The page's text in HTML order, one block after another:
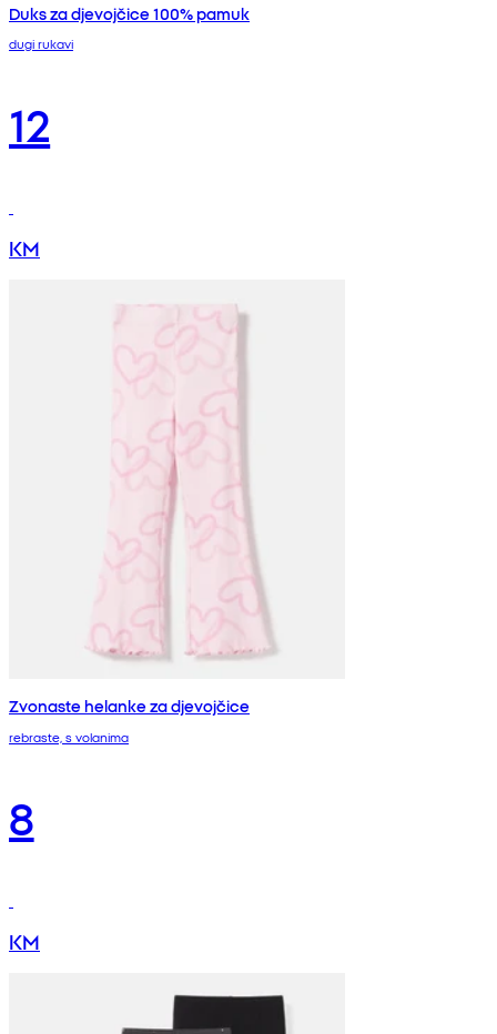
Duks za djevojčice 100% pamuk
dugi rukavi
12
KM
Zvonaste helanke za djevojčice
rebraste, s volanima
8
KM